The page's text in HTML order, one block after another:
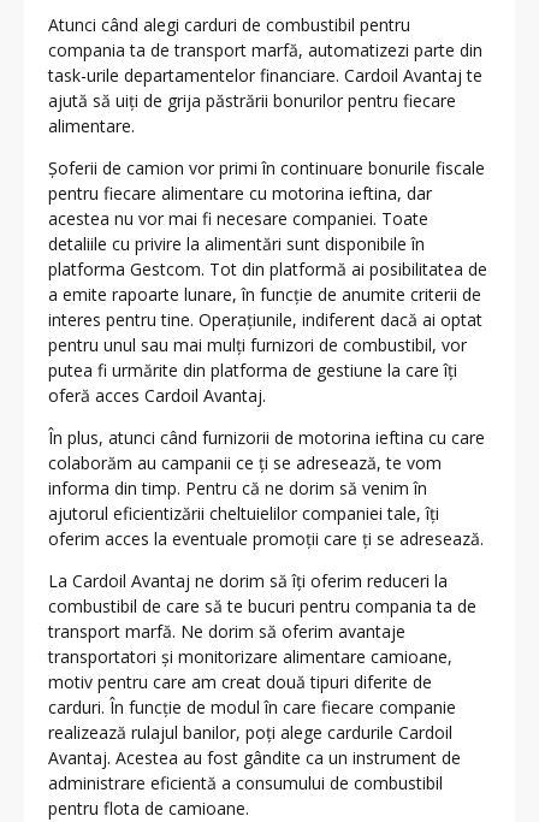
Atunci când alegi carduri de combustibil pentru
compania ta de transport marfă, automatizezi parte din
task-urile departamentelor financiare. Cardoil Avantaj te
ajută să uiți de grija păstrării bonurilor pentru fiecare
alimentare.
Șoferii de camion vor primi în continuare bonurile fiscale
pentru fiecare alimentare cu motorina ieftina, dar
acestea nu vor mai fi necesare companiei. Toate
detaliile cu privire la alimentări sunt disponibile în
platforma Gestcom. Tot din platformă ai posibilitatea de
a emite rapoarte lunare, în funcție de anumite criterii de
interes pentru tine. Operațiunile, indiferent dacă ai optat
pentru unul sau mai mulți furnizori de combustibil, vor
putea fi urmărite din platforma de gestiune la care îți
oferă acces Cardoil Avantaj.
În plus, atunci când furnizorii de motorina ieftina cu care
colaborăm au campanii ce ți se adresează, te vom
informa din timp. Pentru că ne dorim să venim în
ajutorul eficientizării cheltuielilor companiei tale, îți
oferim acces la eventuale promoții care ți se adresează.
La Cardoil Avantaj ne dorim să îți oferim reduceri la
combustibil de care să te bucuri pentru compania ta de
transport marfă. Ne dorim să oferim avantaje
transportatori și monitorizare alimentare camioane,
motiv pentru care am creat două tipuri diferite de
carduri. În funcție de modul în care fiecare companie
realizează rulajul banilor, poți alege cardurile Cardoil
Avantaj. Acestea au fost gândite ca un instrument de
administrare eficientă a consumului de combustibil
pentru flota de camioane.